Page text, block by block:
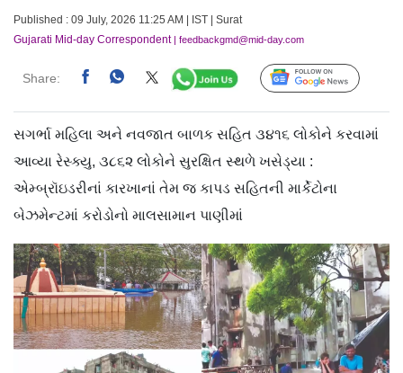
Published : 09 July, 2026 11:25 AM | IST | Surat
Gujarati Mid-day Correspondent| feedbackgmd@mid-day.com
Share: Follow Us
સગર્ભા મહિલા અને નવજાત બાળક સહિત ૩૪૧૬ લોકોને કરવામાં
આવ્યા રેસ્ક્યુ, ૩૮૬૨ લોકોને સુરક્ષિત સ્થળે ખસેડ્યા :
એમ્બ્રૉઇડરીનાં કારખાનાં તેમ જ કાપડ સહિતની માર્કેટોના
બેઝમેન્ટમાં કરોડોનો માલસામાન પાણીમાં